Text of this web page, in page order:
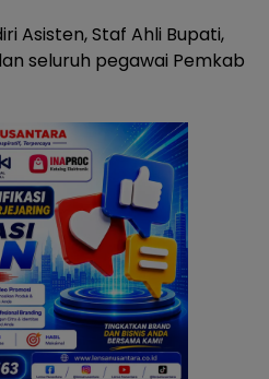
Asisten, Staf Ahli Bupati,
seluruh pegawai Pemkab